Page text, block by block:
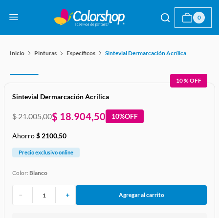
0
Pinturas Específicos Sintevial Dermarcación Acrílica
10 %OFF
Sintevial Dermarcación Acrílica
$21.005,00$ 18.904,50 10%OFF
Ahorro$ 2100,50
Precio exclusivo online
Color: Blanco
＋
－ Agregar al carrito